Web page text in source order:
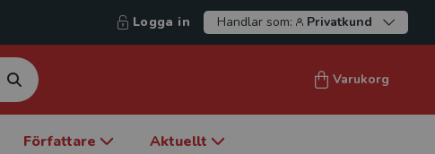
Logga in Handlar som: Privatkund
Varukorg
Författare Aktuellt